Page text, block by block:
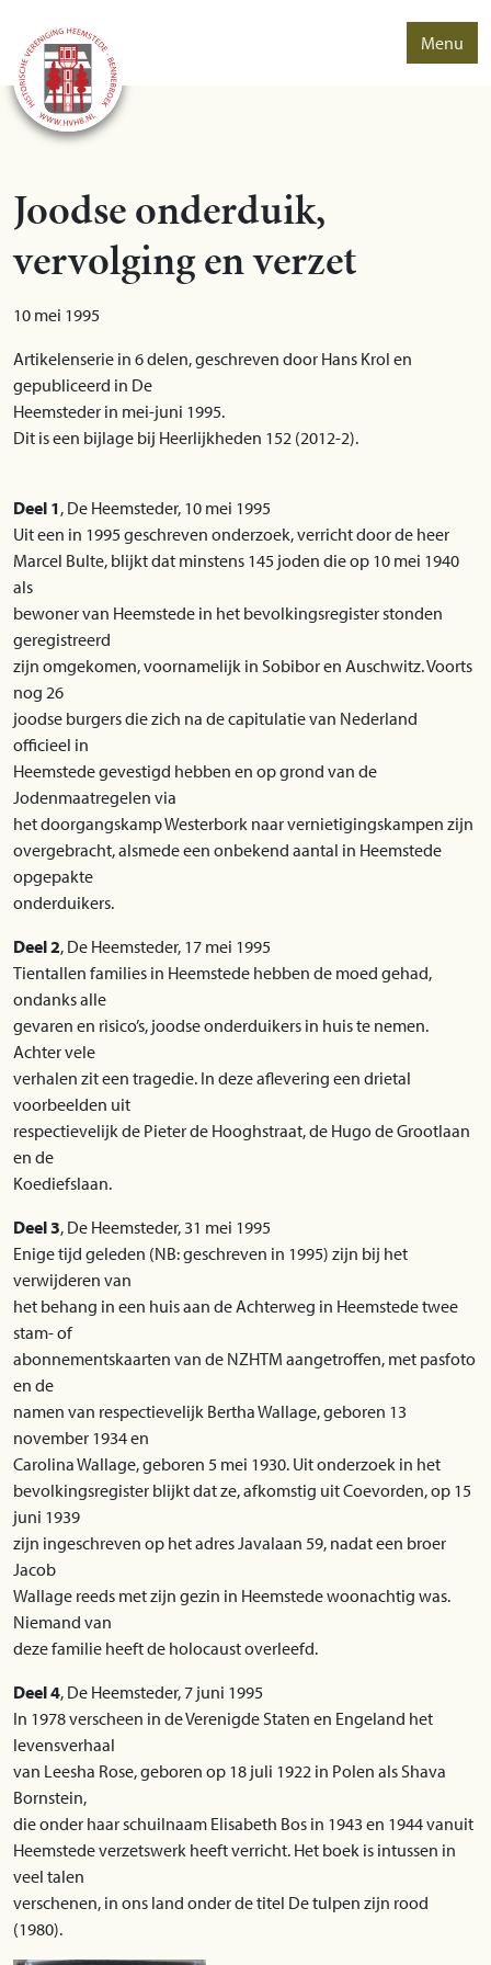
Menu
Joodse onderduik,
vervolging en verzet
10 mei 1995
Artikelenserie in 6 delen, geschreven door Hans Krol en
gepubliceerd in De
Heemsteder in mei-juni 1995.
Dit is een bijlage bij Heerlijkheden 152 (2012-2).
Deel 1, De Heemsteder, 10 mei 1995
Uit een in 1995 geschreven onderzoek, verricht door de heer
Marcel Bulte, blijkt dat minstens 145 joden die op 10 mei 1940
als
bewoner van Heemstede in het bevolkingsregister stonden
geregistreerd
zijn omgekomen, voornamelijk in Sobibor en Auschwitz. Voorts
nog 26
joodse burgers die zich na de capitulatie van Nederland
officieel in
Heemstede gevestigd hebben en op grond van de
Jodenmaatregelen via
het doorgangskamp Westerbork naar vernietigingskampen zijn
overgebracht, alsmede een onbekend aantal in Heemstede
opgepakte
onderduikers.
Deel 2, De Heemsteder, 17 mei 1995
Tientallen families in Heemstede hebben de moed gehad,
ondanks alle
gevaren en risico’s, joodse onderduikers in huis te nemen.
Achter vele
verhalen zit een tragedie. In deze aflevering een drietal
voorbeelden uit
respectievelijk de Pieter de Hooghstraat, de Hugo de Grootlaan
en de
Koediefslaan.
Deel 3, De Heemsteder, 31 mei 1995
Enige tijd geleden (NB: geschreven in 1995) zijn bij het
verwijderen van
het behang in een huis aan de Achterweg in Heemstede twee
stam- of
abonnementskaarten van de NZHTM aangetroffen, met pasfoto
en de
namen van respectievelijk Bertha Wallage, geboren 13
november 1934 en
Carolina Wallage, geboren 5 mei 1930. Uit onderzoek in het
bevolkingsregister blijkt dat ze, afkomstig uit Coevorden, op 15
juni 1939
zijn ingeschreven op het adres Javalaan 59, nadat een broer
Jacob
Wallage reeds met zijn gezin in Heemstede woonachtig was.
Niemand van
deze familie heeft de holocaust overleefd.
Deel 4, De Heemsteder, 7 juni 1995
In 1978 verscheen in de Verenigde Staten en Engeland het
levensverhaal
van Leesha Rose, geboren op 18 juli 1922 in Polen als Shava
Bornstein,
die onder haar schuilnaam Elisabeth Bos in 1943 en 1944 vanuit
Heemstede verzetswerk heeft verricht. Het boek is intussen in
veel talen
verschenen, in ons land onder de titel De tulpen zijn rood
(1980).